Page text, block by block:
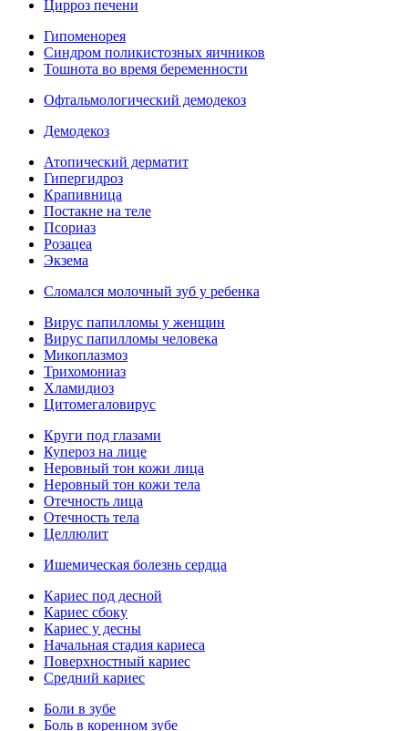
Цирроз печени
Гипоменорея
Синдром поликистозных яичников
Тошнота во время беременности
Офтальмологический демодекоз
Демодекоз
Атопический дерматит
Гипергидроз
Крапивница
Постакне на теле
Псориаз
Розацеа
Экзема
Сломался молочный зуб у ребенка
Вирус папилломы у женщин
Вирус папилломы человека
Микоплазмоз
Трихомониаз
Хламидиоз
Цитомегаловирус
Круги под глазами
Купероз на лице
Неровный тон кожи лица
Неровный тон кожи тела
Отечность лица
Отечность тела
Целлюлит
Ишемическая болезнь сердца
Кариес под десной
Кариес сбоку
Кариес у десны
Начальная стадия кариеса
Поверхностный кариес
Средний кариес
Боли в зубе
Боль в коренном зубе